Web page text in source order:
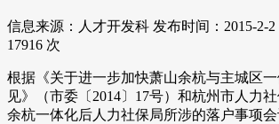
信息来源：人才开发科 发布时间：2015-2-2
17916 次
根据《关于进一步加快萧山余杭与主城区
见》（市委〔2014〕17号）和杭州市人力社
余杭一体化后人力社保局所涉的落户事项